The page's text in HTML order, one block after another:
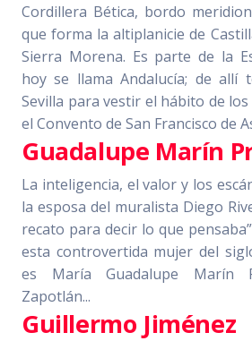
Cordillera Bética, bordo
que forma la altiplanicie de
Sierra Morena. Es parte de la
hoy se llama Andalucía; de allí
Sevilla para vestir el hábito de
el Convento de San Francisco de
Guadalupe Marín
La inteligencia, el valor y los
la esposa del muralista Diego
recato para decir lo que
esta controvertida mujer del
es María Guadalupe Marín
Zapotlán...
Guillermo Jiménez